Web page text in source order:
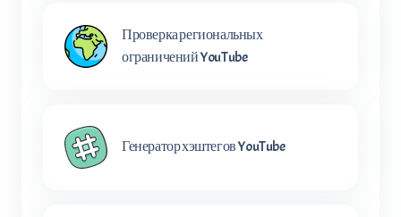
Проверка региональных
ограничений YouTube
Генератор хэштегов YouTube